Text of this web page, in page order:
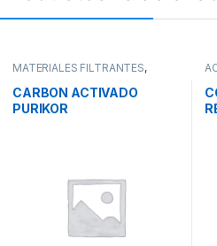
MATERIALES FILTRANTES,
DE TRATAMIENTO DE AGUA
CARBON ACTIVADO
PURIKOR